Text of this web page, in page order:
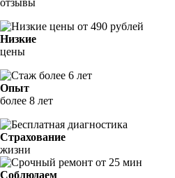
Низкие
цены
Опыт
более 8 лет
Страхование
жизни
Соблюдаем